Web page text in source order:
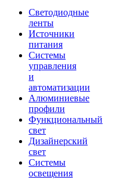
Светодиодные
ленты
Источники
питания
Системы
управления
и
автоматизации
Алюминиевые
профили
Функциональный
свет
Дизайнерский
свет
Системы
освещения